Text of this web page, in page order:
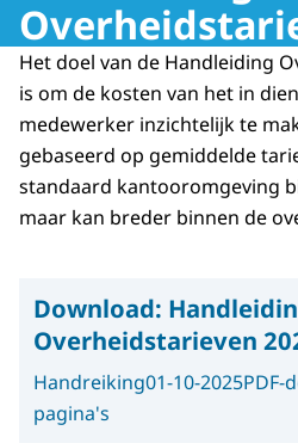
Het doel van de Handleiding
is om de kosten van het in
medewerker inzichtelijk te
gebaseerd op gemiddelde
standaard kantooromgeving
maar kan breder binnen de
Download:
Overheidstarieven
Handreiking01-10-2025PDF-
pagina's